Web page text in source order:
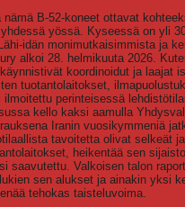
B-52-koneet ottavat
yössä. Kyseessä on yli
idän monimutkaisimmista ja
alkoi 28. helmikuuta 2026.
koordinoidut ja laajat
tuotantolaitokset,
perinteisessä
kello kaksi aamulla
Iranin vuosikymmeniä
tavoitetta olivat selkeät
heikentää sen
saavutettu. Valkoisen talon
sen alukset ja ainakin yksi
tehokas taisteluvoima.